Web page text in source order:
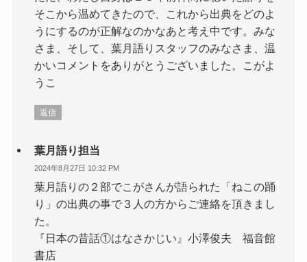
そこから温めてきたので、これから出典をどのよ
うにするのが正解なのかなあと考え中です。みな
さま、そして、葉月語りスタッフのみなさま、温
かいコメントをありがとうございました。こがよ
うこ
返信
葉月語り担当
2024年8月27日 10:32 PM
葉月語りの２部でこがさんが語られた「ねこの踊
り」の出典の事で３人の方からご連絡を頂きまし
た。
『日本の昔話①はなさかじい』小澤俊夫 福音館
書店